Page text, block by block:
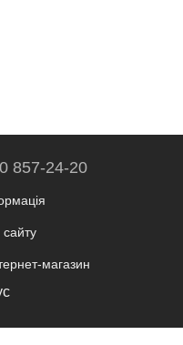
857-24-20
сайту
магазин